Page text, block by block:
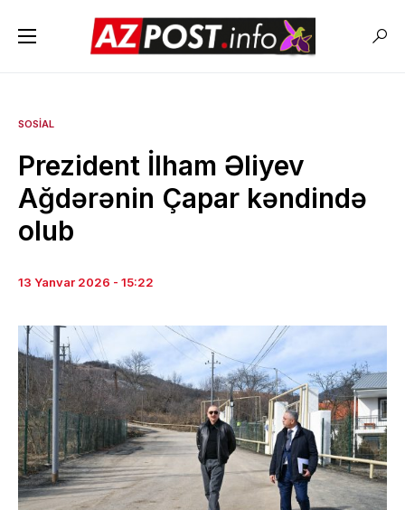
SOSIAL
Prezident İlham Əliyev
Ağdərənin Çapar kəndində
olub
13 Yanvar 2026 - 15:22